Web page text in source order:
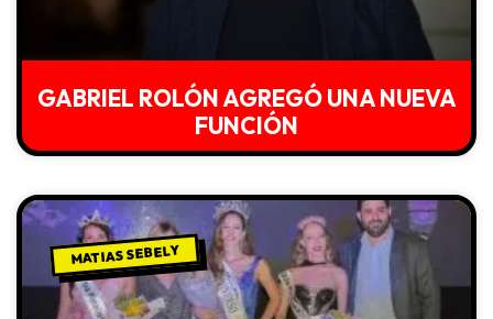
GABRIEL ROLÓN AGREGÓ UNA NUEVA
FUNCIÓN
MATIAS SEBELY